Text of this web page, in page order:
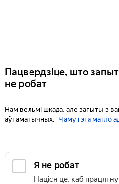
Пацвердзіце, што
не робат
Нам вельмі шкада, але запыты з
аўтаматычных.
Чаму гэта магло
Я не робат
Націсніце, каб